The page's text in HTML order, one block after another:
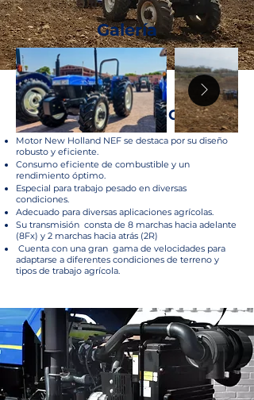
CARACTERÍSTICAS
Motor New Holland NEF se destaca por su diseño
robusto y eficiente.
Consumo eficiente de combustible y un
rendimiento óptimo.
Especial para trabajo pesado en diversas
condiciones.
Adecuado para diversas aplicaciones agrícolas.
Su transmisión consta de 8 marchas hacia adelante
(8Fx) y 2 marchas hacia atrás (2R)
Cuenta con una gran gama de velocidades para
adaptarse a diferentes condiciones de terreno y
tipos de trabajo agrícola.
Galería